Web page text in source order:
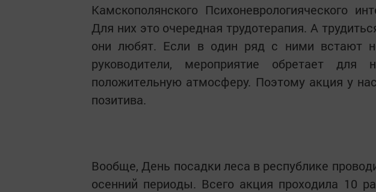
Камскополянского Психоневрологияческого
Для них это очередная трудотерапия. А
они любят. Если в один ряд с ними встают
руководители, мероприятие обретает для
положительную атмосферу. Поэтому акция у
позитива.
Вообще, День посадки леса в республике
осенний периоды. Всего акция проходила 10